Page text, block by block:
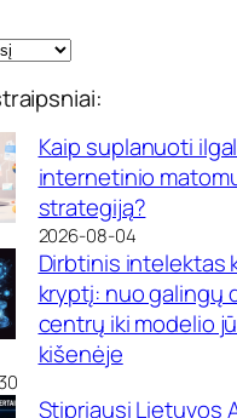
Kaip suplanuoti
internetinio
strategiją?
2026-08-04
Dirbtinis intelektas
kryptį: nuo galingų
centrų iki modelio
kišenėje
Stipriausi Lietuvos